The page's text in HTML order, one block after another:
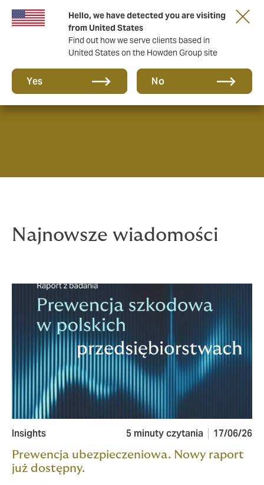
Hello, we have detected you are visiting
from United States
Find out how we serve clients based in
United States on the Howden Group site
Yes No
Aktualności
Najnowsze wiadomości
Insights 5 minuty czytania 17/06/26
Prewencja ubezpieczeniowa. Nowy raport
już dostępny.